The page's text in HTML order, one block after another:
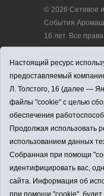
© 2026 Сетевое
События
16 лет. Все
материалов
Адрес редакции:
область,
Кирова, д. 13.
Адрес
Телефон
выдано
связи,
коммуникаций
Учредитель:
Настоящий ресурс
предоставляемый
Л. Толстого, 16 (далее —
файлы "cookie" с целью
обеспечения
Продолжая использовать
использованием данных
Собранная при помощи
идентифицировать вас,
сайта. Информация об
при помощи "cookie", будет